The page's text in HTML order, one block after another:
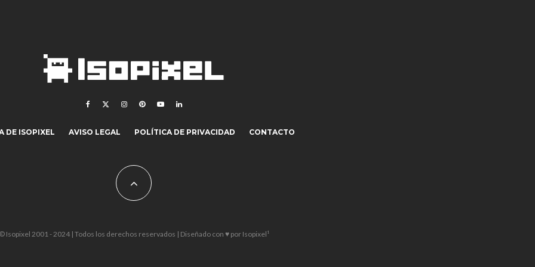
DE ISOPIXEL AVISO LEGAL POLÍTICA DE PRIVACIDAD CONTACTO
© Isopixel 2001 - 2024 | Todos los derechos reservados | Diseñado con ♥ por Isopixel¹